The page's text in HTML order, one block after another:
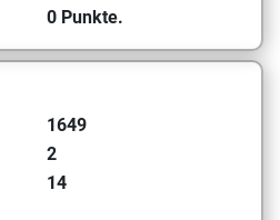
0 Punkte.
1649
2
14